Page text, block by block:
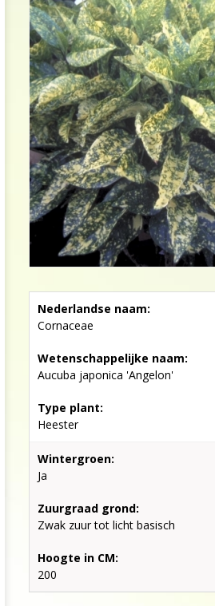
Nederlandse naam:
Cornaceae
Wetenschappelijke naam:
Aucuba japonica 'Angelon'
Type plant:
Heester
Wintergroen:
Ja
Zuurgraad grond:
Zwak zuur tot licht basisch
Hoogte in CM:
200